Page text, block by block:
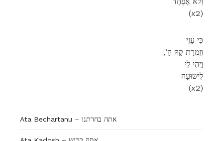
(x2)
כִּי עָזִי
,’וְזִמְרָת קָהּ הַ
וַיְהִי לִי
לִישׁוּעָה
(x2)
Ata Bechartanu – אתה בחרתנו